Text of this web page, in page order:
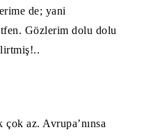
de; yani
Gözlerim dolu dolu
çok az. Avrupa’nınsa